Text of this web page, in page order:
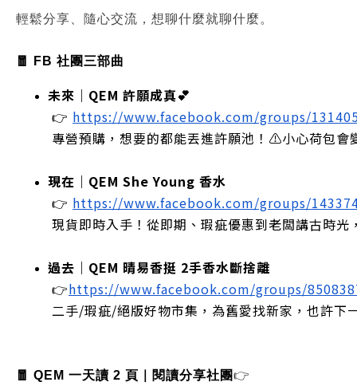
輕鬆分享、隨心交流，想聊什麼就聊什麼。
🧧 FB 社團三部曲
未來｜QEM 許願成真💕
👉 https://www.facebook.com/groups/
專營預購，想要的都能丟進許願池！⚠️小心荷包會
現在｜QEM She Young 香水
👉 https://www.facebook.com/groups/
現貨即時入手！從即期、瑕疵優惠到老闆講古時
過去｜QEM 晴易香挺 2手香水斷捨離
👉https://www.facebook.com/groups/
二手/瑕疵/絕版好物市集，為舊愛找新家，也許下
🧧 QEM 一天讀 2 頁｜閱讀分享社團👉